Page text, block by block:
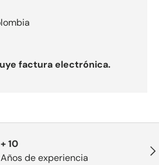
factura electrónica.
+ 10
Años de experiencia